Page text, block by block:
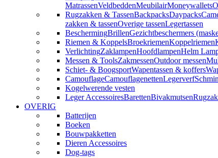
MatrassenVeldbeddenMeubilairMoneywallets
Rugzakken & TassenBackpacksDaypacks
zakken & tassenOverige tassenLegertassen
BeschermingBrillenGezichtbeschermers
Riemen & KoppelsBroekriemenKoppelriemen
VerlichtingZaklampenHoofdlampenHelm
Messen & ToolsZakmessenOutdoor messen
Schiet- & BoogsportWapentassen & koffers
CamouflageCamouflagenettenLegerverf
Kogelwerende vesten
Leger AccessoiresBarettenBivakmutsen
OVERIG
Batterijen
Boeken
Bouwpakketten
Dieren Accessoires
Dog-tags